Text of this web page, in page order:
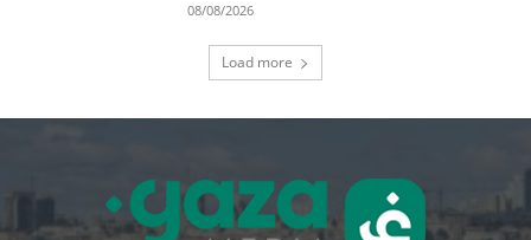
08/08/2026
Load more